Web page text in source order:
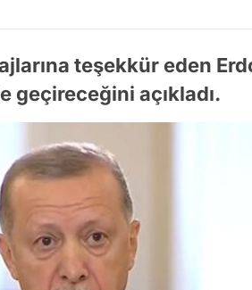
teşekkür eden
geçireceğini açıkladı.